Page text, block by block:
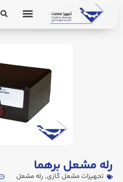
رله مشعل برهما
تجهیزات مشعل گازی, رله مشعل